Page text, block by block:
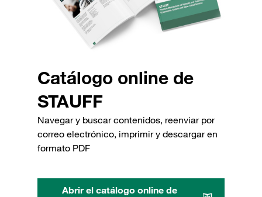
Catálogo online de
STAUFF
Navegar y buscar contenidos, reenviar por
correo electrónico, imprimir y descargar en
formato PDF
Abrir el catálogo online de